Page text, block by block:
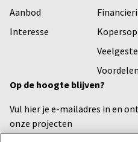
Aanbod
Interesse
Op de hoogte blijven?
Vul hier je e-mailadres in en
onze projecten